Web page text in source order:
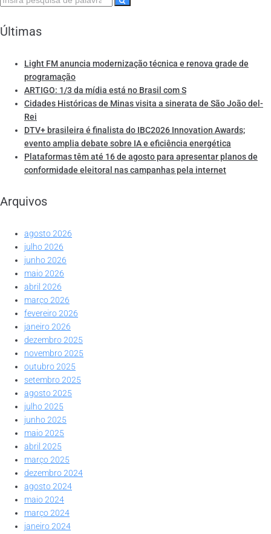
Últimas
Light FM anuncia modernização técnica e renova grade de
programação
ARTIGO: 1/3 da mídia está no Brasil com S
Cidades Históricas de Minas visita a sinerata de São João del-
Rei
DTV+ brasileira é finalista do IBC2026 Innovation Awards;
evento amplia debate sobre IA e eficiência energética
Plataformas têm até 16 de agosto para apresentar planos de
conformidade eleitoral nas campanhas pela internet
Arquivos
agosto 2026
julho 2026
junho 2026
maio 2026
abril 2026
março 2026
fevereiro 2026
janeiro 2026
dezembro 2025
novembro 2025
outubro 2025
setembro 2025
agosto 2025
julho 2025
junho 2025
maio 2025
abril 2025
março 2025
dezembro 2024
agosto 2024
maio 2024
março 2024
janeiro 2024